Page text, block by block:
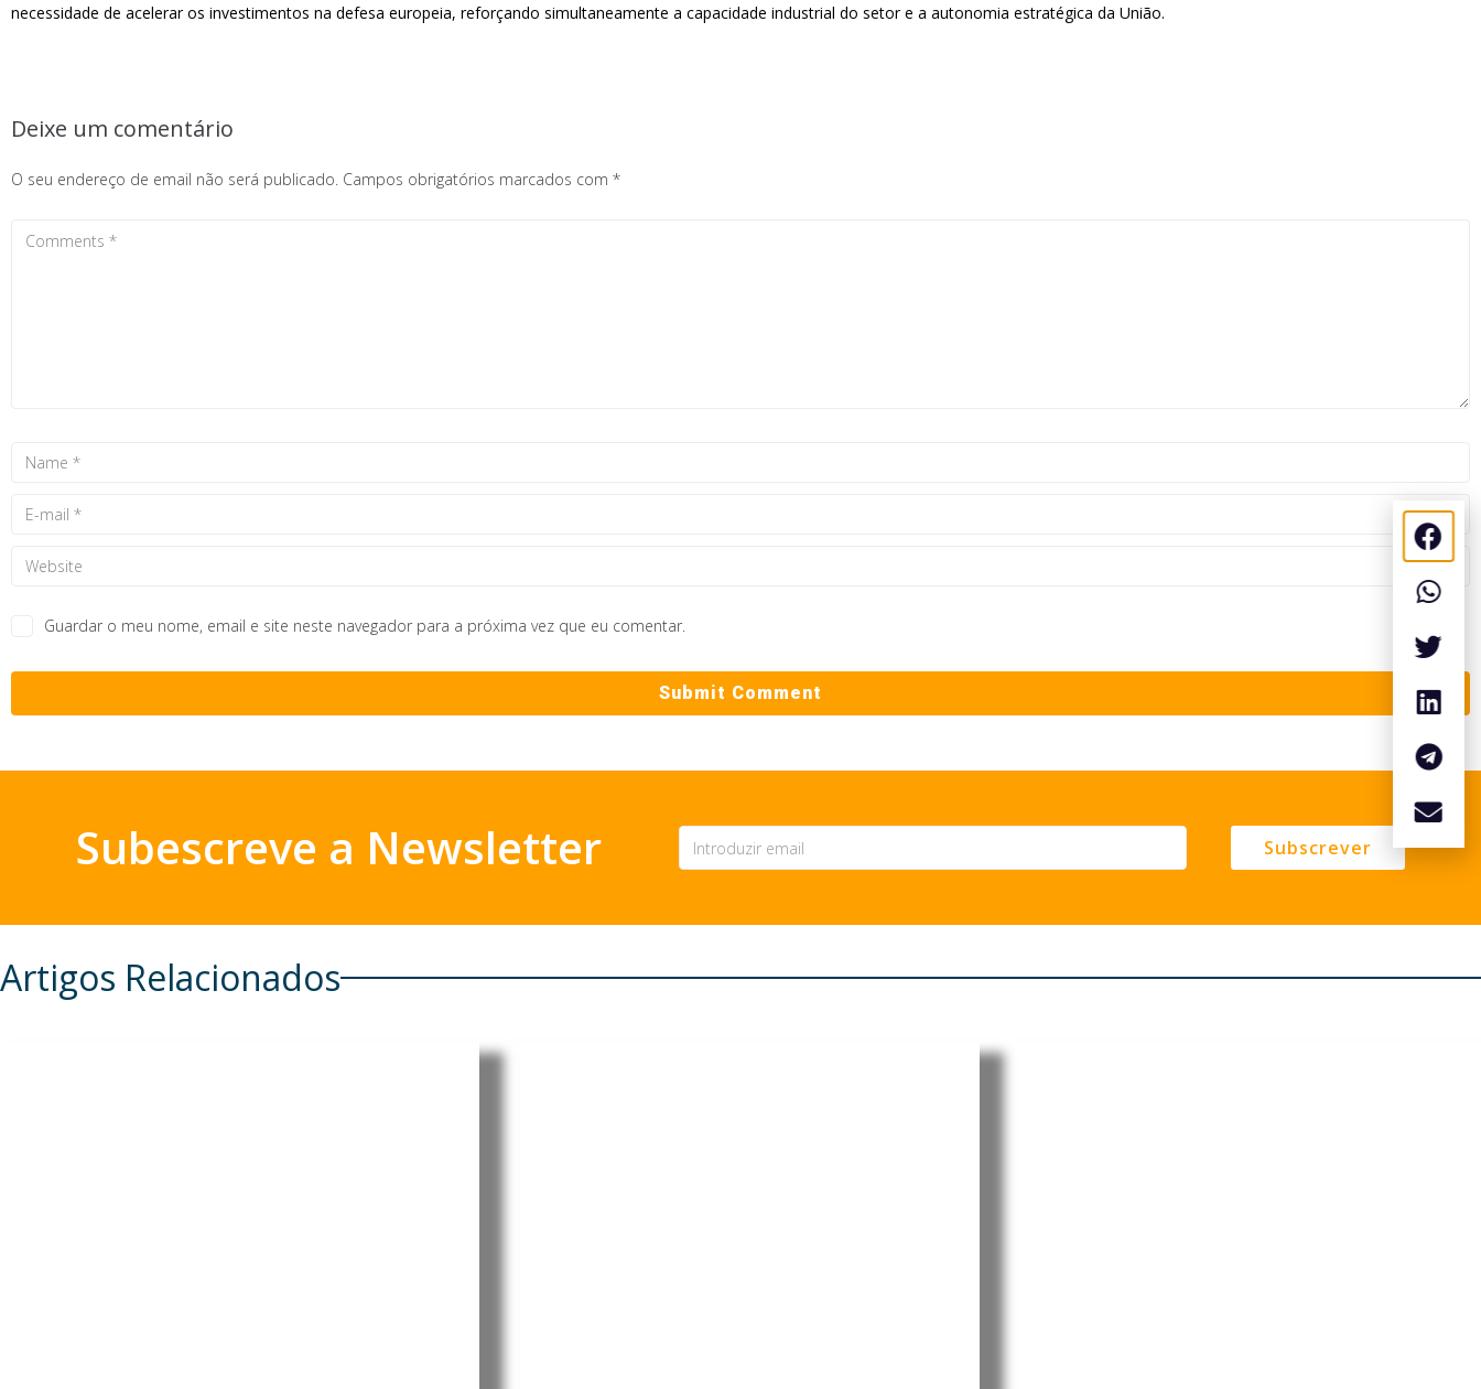
necessidade de acelerar os investimentos na defesa europeia, reforçando simultaneamente a capacidade industrial do setor e a autonomia estratégica da União.
Deixe um comentário
O seu endereço de email não será publicado. Campos obrigatórios marcados com *
Guardar o meu nome, email e site neste navegador para a próxima vez que eu comentar.
Subescreve a Newsletter Subscrever
Artigos Relacionados